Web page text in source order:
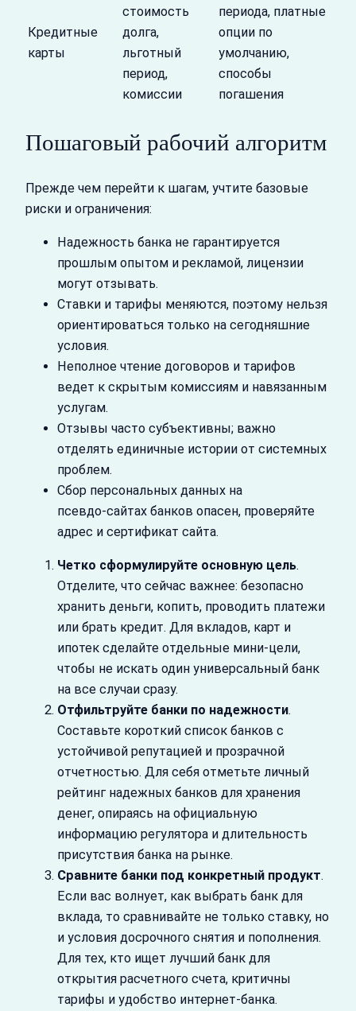
Кредитные
карты
стоимость
долга,
льготный
период,
комиссии
периода, платные
опции по
умолчанию,
способы
погашения
Пошаговый рабочий алгоритм
Прежде чем перейти к шагам, учтите базовые
риски и ограничения:
Надежность банка не гарантируется
прошлым опытом и рекламой, лицензии
могут отзывать.
Ставки и тарифы меняются, поэтому нельзя
ориентироваться только на сегодняшние
условия.
Неполное чтение договоров и тарифов
ведет к скрытым комиссиям и навязанным
услугам.
Отзывы часто субъективны; важно
отделять единичные истории от системных
проблем.
Сбор персональных данных на
псевдо‑сайтах банков опасен, проверяйте
адрес и сертификат сайта.
Четко сформулируйте основную цель.
Отделите, что сейчас важнее: безопасно
хранить деньги, копить, проводить платежи
или брать кредит. Для вкладов, карт и
ипотек сделайте отдельные мини-цели,
чтобы не искать один универсальный банк
на все случаи сразу.
Отфильтруйте банки по надежности.
Составьте короткий список банков с
устойчивой репутацией и прозрачной
отчетностью. Для себя отметьте личный
рейтинг надежных банков для хранения
денег, опираясь на официальную
информацию регулятора и длительность
присутствия банка на рынке.
Сравните банки под конкретный продукт.
Если вас волнует, как выбрать банк для
вклада, то сравнивайте не только ставку, но
и условия досрочного снятия и пополнения.
Для тех, кто ищет лучший банк для
открытия расчетного счета, критичны
тарифы и удобство интернет-банка.